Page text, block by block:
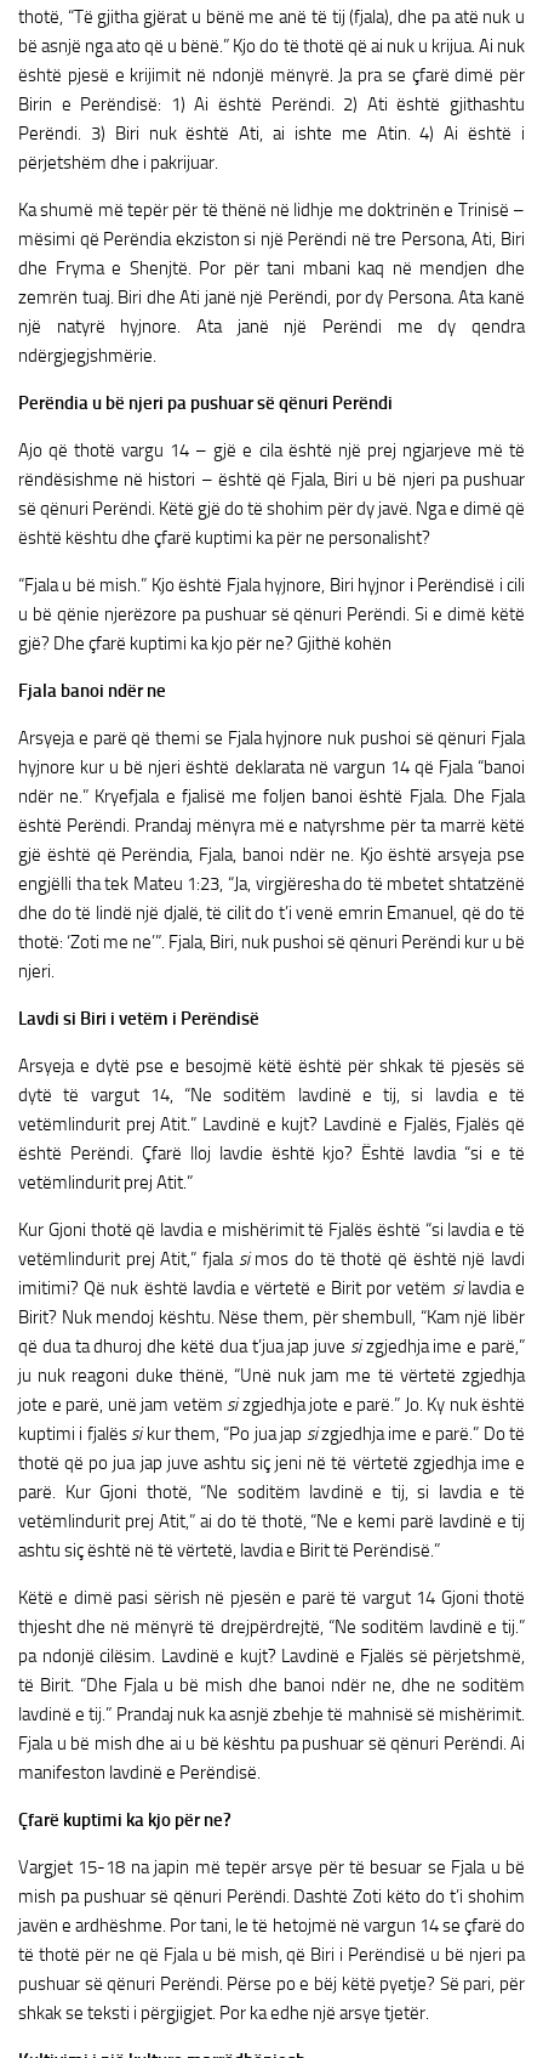
thotë, “Të gjitha gjërat u bënë me anë të tij (fjala), dhe pa atë nuk u
bë asnjë nga ato që u bënë.” Kjo do të thotë që ai nuk u krijua. Ai nuk
është pjesë e krijimit në ndonjë mënyrë. Ja pra se çfarë dimë për
Birin e Perëndisë: 1) Ai është Perëndi. 2) Ati është gjithashtu
Perëndi. 3) Biri nuk është Ati, ai ishte me Atin. 4) Ai është i
përjetshëm dhe i pakrijuar.
Ka shumë më tepër për të thënë në lidhje me doktrinën e Trinisë –
mësimi që Perëndia ekziston si një Perëndi në tre Persona, Ati, Biri
dhe Fryma e Shenjtë. Por për tani mbani kaq në mendjen dhe
zemrën tuaj. Biri dhe Ati janë një Perëndi, por dy Persona. Ata kanë
një natyrë hyjnore. Ata janë një Perëndi me dy qendra
ndërgjegjshmërie.
Perëndia u bë njeri pa pushuar së qënuri Perëndi
Ajo që thotë vargu 14 – gjë e cila është një prej ngjarjeve më të
rëndësishme në histori – është që Fjala, Biri u bë njeri pa pushuar
së qënuri Perëndi. Këtë gjë do të shohim për dy javë. Nga e dimë që
është kështu dhe çfarë kuptimi ka për ne personalisht?
“Fjala u bë mish.” Kjo është Fjala hyjnore, Biri hyjnor i Perëndisë i cili
u bë qënie njerëzore pa pushuar së qënuri Perëndi. Si e dimë këtë
gjë? Dhe çfarë kuptimi ka kjo për ne? Gjithë kohën
Fjala banoi ndër ne
Arsyeja e parë që themi se Fjala hyjnore nuk pushoi së qënuri Fjala
hyjnore kur u bë njeri është deklarata në vargun 14 që Fjala “banoi
ndër ne.” Kryefjala e fjalisë me foljen banoi është Fjala. Dhe Fjala
është Perëndi. Prandaj mënyra më e natyrshme për ta marrë këtë
gjë është që Perëndia, Fjala, banoi ndër ne. Kjo është arsyeja pse
engjëlli tha tek Mateu 1:23, “Ja, virgjëresha do të mbetet shtatzënë
dhe do të lindë një djalë, të cilit do t’i venë emrin Emanuel, që do të
thotë: ‘Zoti me ne’”. Fjala, Biri, nuk pushoi së qënuri Perëndi kur u bë
njeri.
Lavdi si Biri i vetëm i Perëndisë
Arsyeja e dytë pse e besojmë këtë është për shkak të pjesës së
dytë të vargut 14, “Ne soditëm lavdinë e tij, si lavdia e të
vetëmlindurit prej Atit.” Lavdinë e kujt? Lavdinë e Fjalës, Fjalës që
është Perëndi. Çfarë lloj lavdie është kjo? Është lavdia “si e të
vetëmlindurit prej Atit.”
Kur Gjoni thotë që lavdia e mishërimit të Fjalës është “si lavdia e të
vetëmlindurit prej Atit,” fjala simos do të thotë që është një lavdi
imitimi? Që nuk është lavdia e vërtetë e Birit por vetëm silavdia e
Birit? Nuk mendoj kështu. Nëse them, për shembull, “Kam një libër
që dua ta dhuroj dhe këtë dua t’jua jap juve sizgjedhja ime e parë,”
ju nuk reagoni duke thënë, “Unë nuk jam me të vërtetë zgjedhja
jote e parë, unë jam vetëm sizgjedhja jote e parë.” Jo. Ky nuk është
kuptimi i fjalëssikur them, “Po jua jap sizgjedhja ime e parë.” Do të
thotë që po jua jap juve ashtu siç jeni në të vërtetë zgjedhja ime e
parë. Kur Gjoni thotë, “Ne soditëm lavdinë e tij, si lavdia e të
vetëmlindurit prej Atit,” ai do të thotë, “Ne e kemi parë lavdinë e tij
ashtu siç është në të vërtetë, lavdia e Birit të Perëndisë.”
Këtë e dimë pasi sërish në pjesën e parë të vargut 14 Gjoni thotë
thjesht dhe në mënyrë të drejpërdrejtë, “Ne soditëm lavdinë e tij.”
pa ndonjë cilësim. Lavdinë e kujt? Lavdinë e Fjalës së përjetshmë,
të Birit. “Dhe Fjala u bë mish dhe banoi ndër ne, dhe ne soditëm
lavdinë e tij.” Prandaj nuk ka asnjë zbehje të mahnisë së mishërimit.
Fjala u bë mish dhe ai u bë kështu pa pushuar së qënuri Perëndi. Ai
manifeston lavdinë e Perëndisë.
Çfarë kuptimi ka kjo për ne?
Vargjet 15-18 na japin më tepër arsye për të besuar se Fjala u bë
mish pa pushuar së qënuri Perëndi. Dashtë Zoti këto do t’i shohim
javën e ardhëshme. Por tani, le të hetojmë në vargun 14 se çfarë do
të thotë për ne që Fjala u bë mish, që Biri i Perëndisë u bë njeri pa
pushuar së qënuri Perëndi. Përse po e bëj këtë pyetje? Së pari, për
shkak se teksti i përgjigjet. Por ka edhe një arsye tjetër.